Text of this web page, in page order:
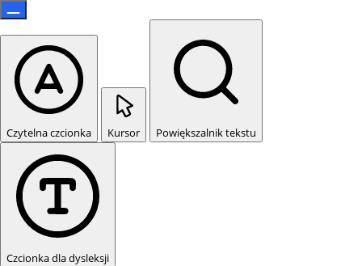
Czytelna czcionka Kursor Powiększalnik tekstu
Czcionka dla dysleksji